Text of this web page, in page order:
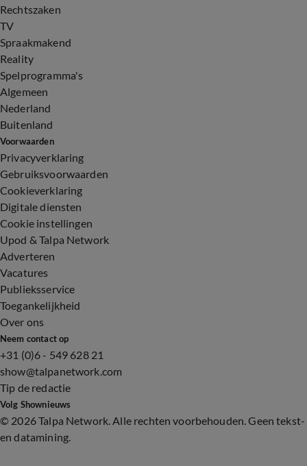
Rechtszaken
TV
Spraakmakend
Reality
Spelprogramma's
Algemeen
Nederland
Buitenland
Voorwaarden
Privacyverklaring
Gebruiksvoorwaarden
Cookieverklaring
Digitale diensten
Cookie instellingen
Upod & Talpa Network
Adverteren
Vacatures
Publieksservice
Toegankelijkheid
Over ons
Neem contact op
+31 (0)6 - 549 628 21
show@talpanetwork.com
Tip de redactie
Volg Shownieuws
© 2026 Talpa Network. Alle rechten voorbehouden. Geen tekst-
en datamining.